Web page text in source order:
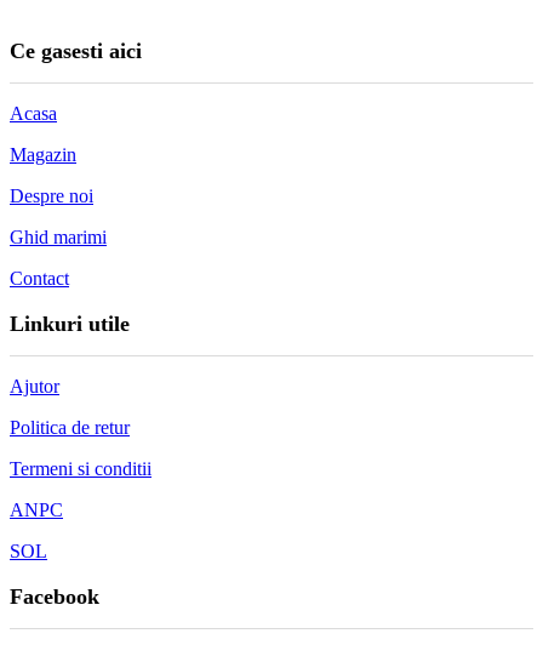
Ce gasesti aici
Acasa
Magazin
Despre noi
Ghid marimi
Contact
Linkuri utile
Ajutor
Politica de retur
Termeni si conditii
ANPC
SOL
Facebook